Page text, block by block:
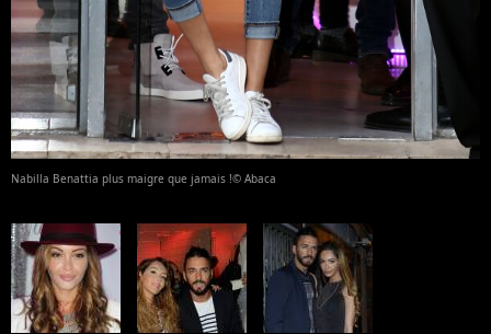
Nabilla Benattia plus maigre que jamais !© Abaca